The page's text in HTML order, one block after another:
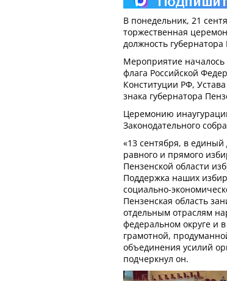
В понедельник, 21
торжественная
должность
Мероприятие началось
флага Российской
Конституции РФ,
знака губернатора
Церемонию
Законодательного
«13 сентября, в единый
равного и прямого
Пензенской области
Поддержка наших
социально-
Пензенская область
отдельным отраслям
федеральном округе и
грамотной,
объединения усилий
подчеркнул он.